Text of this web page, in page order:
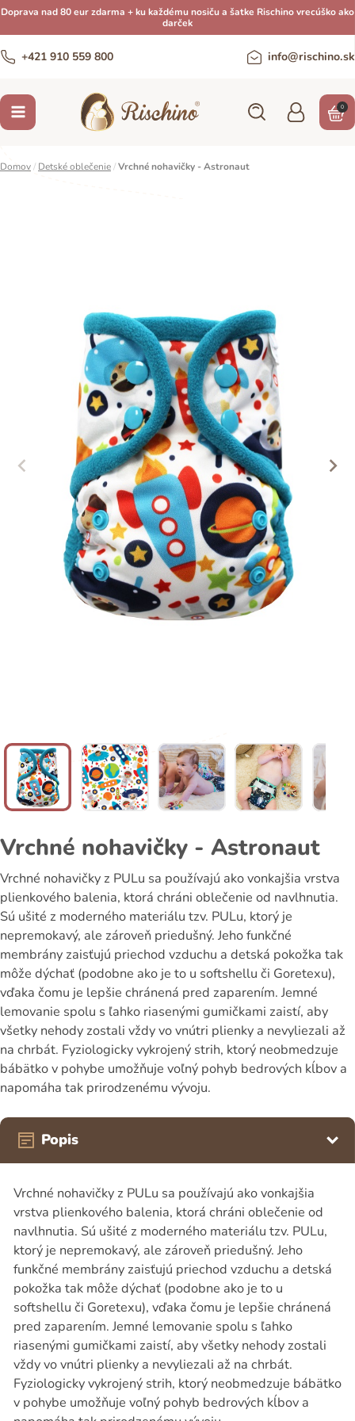
Doprava nad 80 eur zdarma + ku každému nosiču a šatke Rischino vrecúško ako
darček
+421 910 559 800 info@rischino.sk
0
Domov/ Detské oblečenie/Vrchné nohavičky - Astronaut
Vrchné nohavičky - Astronaut
Vrchné nohavičky z PULu sa používajú ako vonkajšia vrstva
plienkového balenia, ktorá chráni oblečenie od navlhnutia.
Sú ušité z moderného materiálu tzv. PULu, ktorý je
nepremokavý, ale zároveň priedušný. Jeho funkčné
membrány zaisťujú priechod vzduchu a detská pokožka tak
môže dýchať (podobne ako je to u softshellu či Goretexu),
vďaka čomu je lepšie chránená pred zaparením. Jemné
lemovanie spolu s ľahko riasenými gumičkami zaistí, aby
všetky nehody zostali vždy vo vnútri plienky a nevyliezali až
na chrbát. Fyziologicky vykrojený strih, ktorý neobmedzuje
bábätko v pohybe umožňuje voľný pohyb bedrových kĺbov a
napomáha tak prirodzenému vývoju.
Popis
Vrchné nohavičky z PULu sa používajú ako vonkajšia
vrstva plienkového balenia, ktorá chráni oblečenie od
navlhnutia. Sú ušité z moderného materiálu tzv. PULu,
ktorý je nepremokavý, ale zároveň priedušný. Jeho
funkčné membrány zaisťujú priechod vzduchu a detská
pokožka tak môže dýchať (podobne ako je to u
softshellu či Goretexu), vďaka čomu je lepšie chránená
pred zaparením. Jemné lemovanie spolu s ľahko
riasenými gumičkami zaistí, aby všetky nehody zostali
vždy vo vnútri plienky a nevyliezali až na chrbát.
Fyziologicky vykrojený strih, ktorý neobmedzuje bábätko
v pohybe umožňuje voľný pohyb bedrových kĺbov a